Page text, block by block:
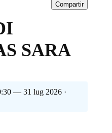
Compartir
SARA
— 31 lug 2026 ·